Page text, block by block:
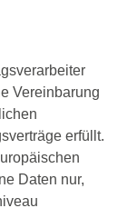
Vereinbarung
erfüllt.
Daten nur,